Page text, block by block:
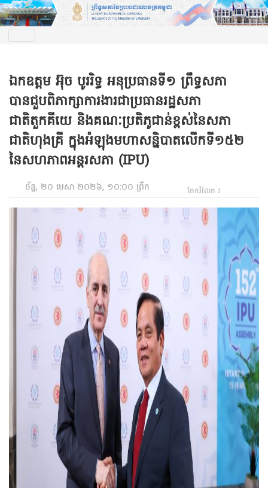
ឯកឧត្តម អ៊ុច បូររិទ្ធ អនុប្រធានទី១ ព្រឹទ្ធសភា
បានជួបពិភាក្សាការងារជាប្រធានរដ្ឋសភា
ជាតិតួកគីយេ និងគណៈប្រតិភូជាន់ខ្ពស់នៃសភា
ជាតិហុងគ្រី ក្នុងអំឡុងមហាសន្និបាតលើកទី១៥២
នៃសហភាពអន្តរសភា (IPU)
ច័ន្ទ, ២០ មេសា ២០២៦, ១០:០០ ព្រឹក ចែករំលែក ៖